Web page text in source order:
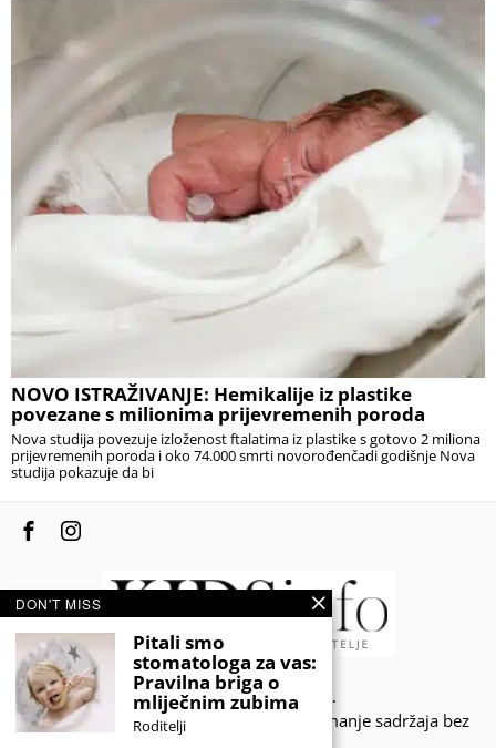
NOVO ISTRAŽIVANJE: Hemikalije iz plastike
povezane s milionima prijevremenih poroda
Nova studija povezuje izloženost ftalatima iz plastike s gotovo 2 miliona
prijevremenih poroda i oko 74.000 smrti novorođenčadi godišnje Nova
studija pokazuje da bi
© 2020 - KIDSINFO.BA.
Sva prava zadržana. Zabranjeno preuzimanje sadržaja bez
DON'T MISS
Pitali smo
stomatologa za vas:
Pravilna briga o
mliječnim zubima
Roditelji